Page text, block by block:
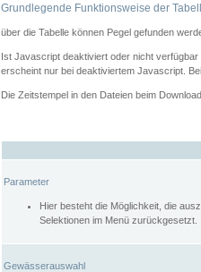
Grundlegende Funktionsweise der
über die Tabelle können Pegel gefunden
Ist Javascript deaktiviert oder nicht
erscheint nur bei deaktiviertem Javascript.
Die Zeitstempel in den Dateien beim
Parameter
Hier besteht die Möglichkeit, die
Selektionen im Menü zurückgesetzt.
Gewässerauswahl